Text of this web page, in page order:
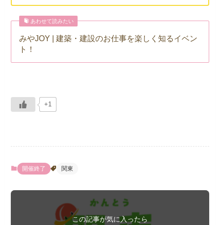
あわせて読みたい
みやJOY | 建築・建設のお仕事を楽しく知るイベン
ト！
+1
開催終了 関東
この記事が気に入ったら